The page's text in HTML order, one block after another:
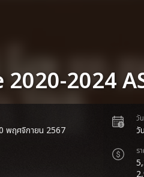
2024
พฤศจิกายน 2567
วั
วั
ร